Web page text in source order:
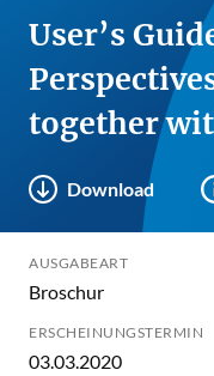
User’s
together
Download
AUSGABEART
Broschur
ERSCHEINUNGSTERMIN
03.03.2020